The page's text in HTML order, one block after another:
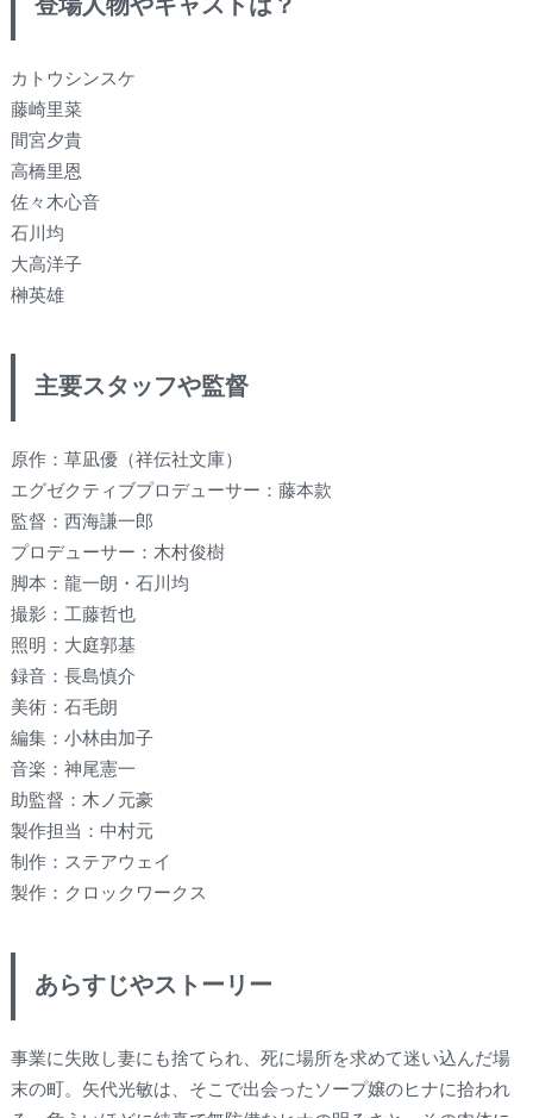
登場人物やキャストは？
カトウシンスケ
藤崎里菜
間宮夕貴
高橋里恩
佐々木心音
石川均
大高洋子
榊英雄
主要スタッフや監督
原作：草凪優（祥伝社文庫）
エグゼクティブプロデューサー：藤本款
監督：西海謙一郎
プロデューサー：木村俊樹
脚本：龍一朗・石川均
撮影：工藤哲也
照明：大庭郭基
録音：長島慎介
美術：石毛朗
編集：小林由加子
音楽：神尾憲一
助監督：木ノ元豪
製作担当：中村元
制作：ステアウェイ
製作：クロックワークス
あらすじやストーリー
事業に失敗し妻にも捨てられ、死に場所を求めて迷い込んだ場
末の町。矢代光敏は、そこで出会ったソープ嬢のヒナに拾われ